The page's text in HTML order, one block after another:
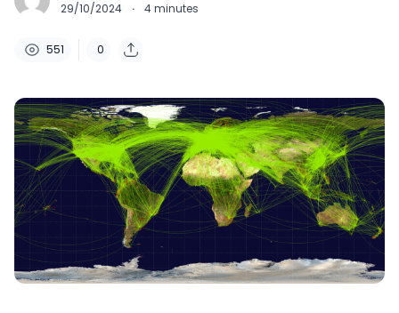
29/10/2024 · 4minutes
551 0